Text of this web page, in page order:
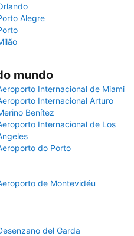
Alegre
mundo
Internacional de Miami
Internacional Arturo
Benítez
Internacional de Los
do Porto
de Montevidéu
del Garda